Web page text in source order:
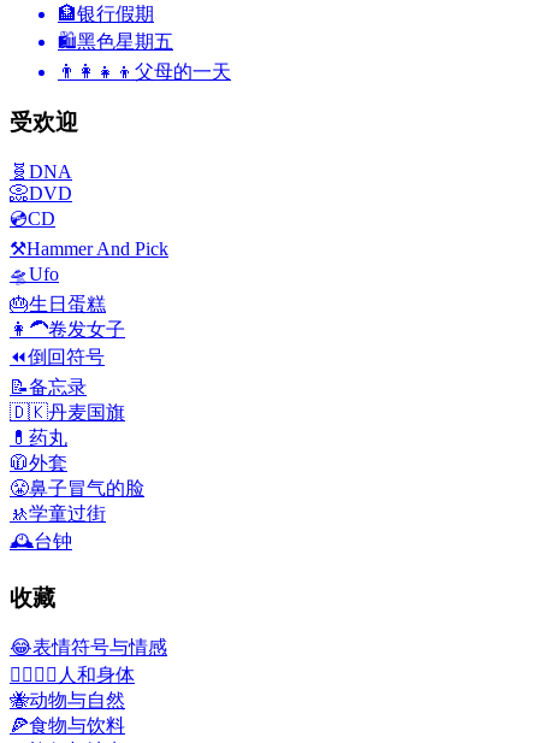
🏦银行假期
🛍黑色星期五
👨‍👩‍👧‍👦 父母的一天
受欢迎
🧬 DNA
📀DVD
💿CD
⚒️Hammer And Pick
🛸Ufo
🎂生日蛋糕
👩‍🦱卷发女子
⏪倒回符号
📝备忘录
🇩🇰丹麦国旗
💊 药丸
🧥外套
😤鼻子冒气的脸
🚸学童过街
🕰️台钟
收藏
😂表情符号与情感
👩‍❤️‍💋‍👨 人和身体
🐝动物与自然
🍕食物与饮料